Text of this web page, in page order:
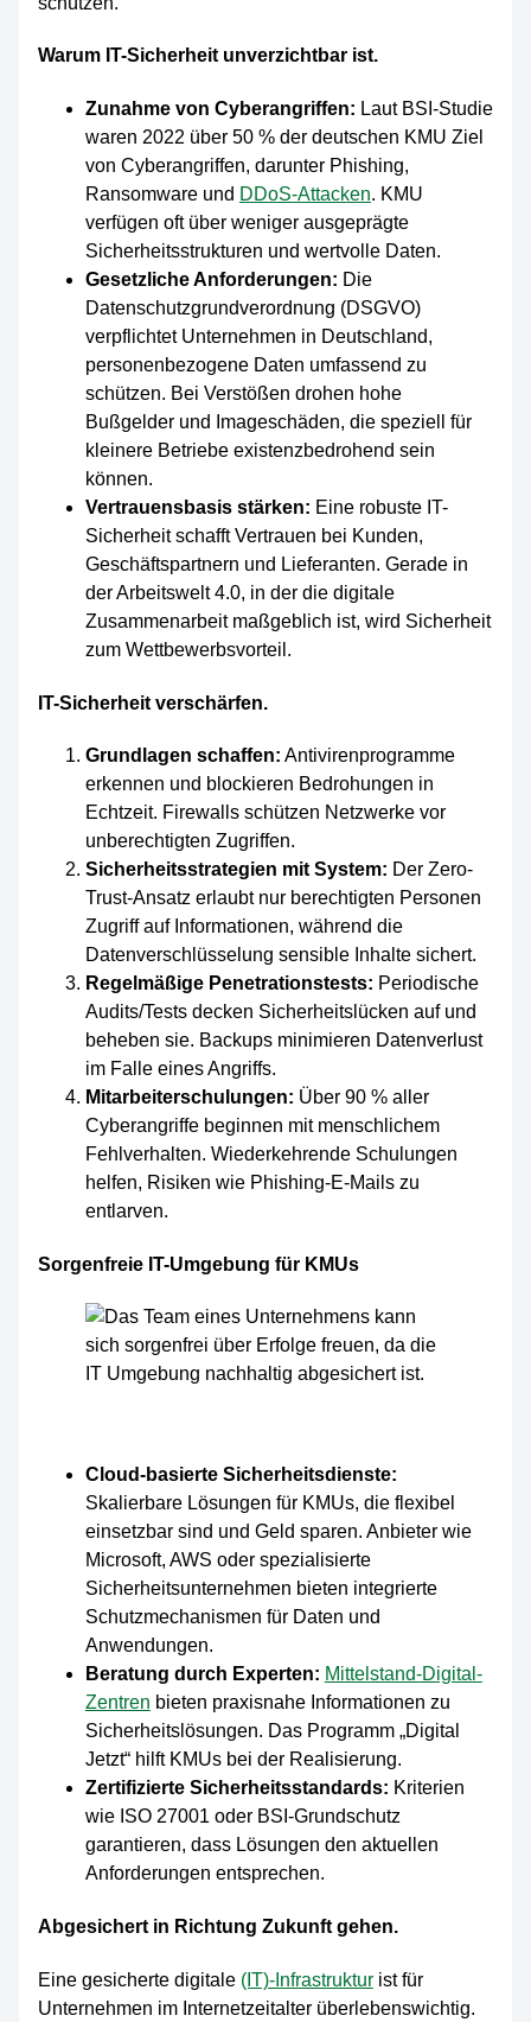
Warum IT-Sicherheit unverzichtbar ist.
Zunahme von Cyberangriffen: Laut BSI-Studie
waren 2022 über 50 % der deutschen KMU Ziel
von Cyberangriffen, darunter Phishing,
Ransomware und DDoS-Attacken. KMU
verfügen oft über weniger ausgeprägte
Sicherheitsstrukturen und wertvolle Daten.
Gesetzliche Anforderungen: Die
Datenschutzgrundverordnung (DSGVO)
verpflichtet Unternehmen in Deutschland,
personenbezogene Daten umfassend zu
schützen. Bei Verstößen drohen hohe
Bußgelder und Imageschäden, die speziell für
kleinere Betriebe existenzbedrohend sein
können.
Vertrauensbasis stärken: Eine robuste IT-
Sicherheit schafft Vertrauen bei Kunden,
Geschäftspartnern und Lieferanten. Gerade in
der Arbeitswelt 4.0, in der die digitale
Zusammenarbeit maßgeblich ist, wird Sicherheit
zum Wettbewerbsvorteil.
IT-Sicherheit verschärfen.
Grundlagen schaffen: Antivirenprogramme
erkennen und blockieren Bedrohungen in
Echtzeit. Firewalls schützen Netzwerke vor
unberechtigten Zugriffen.
Sicherheitsstrategien mit System: Der Zero-
Trust-Ansatz erlaubt nur berechtigten Personen
Zugriff auf Informationen, während die
Datenverschlüsselung sensible Inhalte sichert.
Regelmäßige Penetrationstests: Periodische
Audits/Tests decken Sicherheitslücken auf und
beheben sie. Backups minimieren Datenverlust
im Falle eines Angriffs.
Mitarbeiterschulungen: Über 90 % aller
Cyberangriffe beginnen mit menschlichem
Fehlverhalten. Wiederkehrende Schulungen
helfen, Risiken wie Phishing-E-Mails zu
entlarven.
Sorgenfreie IT-Umgebung für KMUs
Cloud-basierte Sicherheitsdienste:
Skalierbare Lösungen für KMUs, die flexibel
einsetzbar sind und Geld sparen. Anbieter wie
Microsoft, AWS oder spezialisierte
Sicherheitsunternehmen bieten integrierte
Schutzmechanismen für Daten und
Anwendungen.
Beratung durch Experten: Mittelstand-Digital-
Zentren bieten praxisnahe Informationen zu
Sicherheitslösungen. Das Programm „Digital
Jetzt“ hilft KMUs bei der Realisierung.
Zertifizierte Sicherheitsstandards: Kriterien
wie ISO 27001 oder BSI-Grundschutz
garantieren, dass Lösungen den aktuellen
Anforderungen entsprechen.
Abgesichert in Richtung Zukunft gehen.
Eine gesicherte digitale (IT)-Infrastrukturist für
Unternehmen im Internetzeitalter überlebenswichtig.